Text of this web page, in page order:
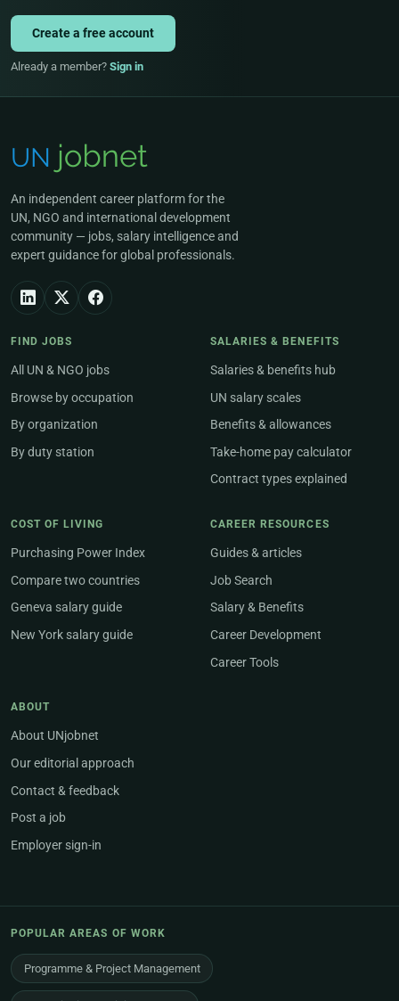
Create a free account
Already a member? Sign in
An independent career platform for the
UN, NGO and international development
community — jobs, salary intelligence and
expert guidance for global professionals.
FIND JOBS
All UN & NGO jobs
Browse by occupation
By organization
By duty station
SALARIES & BENEFITS
Salaries & benefits hub
UN salary scales
Benefits & allowances
Take-home pay calculator
Contract types explained
COST OF LIVING
Purchasing Power Index
Compare two countries
Geneva salary guide
New York salary guide
CAREER RESOURCES
Guides & articles
Job Search
Salary & Benefits
Career Development
Career Tools
ABOUT
About UNjobnet
Our editorial approach
Contact & feedback
Post a job
Employer sign-in
POPULAR AREAS OF WORK
Programme & Project Management